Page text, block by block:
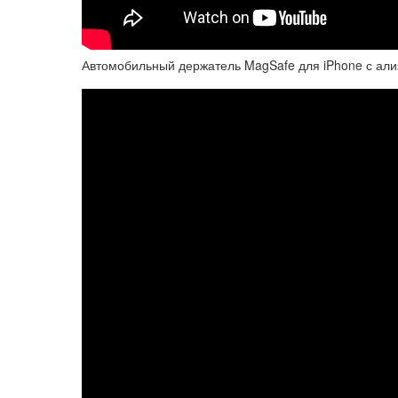
Автомобильный держатель MagSafe для iPhone с